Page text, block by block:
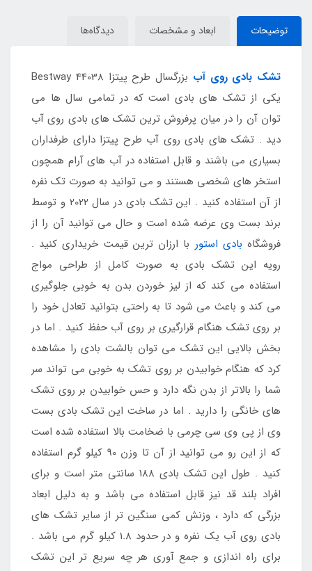
توضیحات ابعاد و مشخصات دیدگاه‌ها
تشک بادی روی آب
بزرگسال طرح پیتزا Bestway 44038
یکی از تشک های بادی است که در تمامی سال ها می
توان آن را در میان پرفروش ترین تشک های بادی روی آب
دید . تشک های بادی روی آب طرح پیتزا دارای طرفداران
بسیاری می باشند و قابل استفاده در آب های آرام همچون
استخر های شخصی هستند و می توانید به صورت تک نفره
از آن استفاده کنید . این تشک بادی در سال 2022 و توسط
برند بست وی عرضه شده است و حال می توانید آن را از
فروشگاه بادی استور با ارزان ترین قیمت خریداری کنید .
رویه این تشک بادی به صورت کامل از طراحی مواج
استفاده می کند که از لیز خوردن بدن به خوبی جلوگیری
می کند و باعث می شود تا به راحتی بتوانید تعادل خود را
بر روی تشک هنگام قرارگیری بر روی آب حفظ کنید . اما در
بخش بالایی این تشک می توان بالشت بادی را مشاهده
کرد که هنگام خوابیدن بر روی تشک به خوبی می تواند سر
شما را بالاتر از بدن نگه دارد و حس خوابیدن بر روی تشک
های خانگی را دارید . اما در ساخت این تشک بادی بست
وی از پی وی سی چرمی با ضخامت بالا استفاده شده است
که از این رو می توانید از آن تا وزن 90 کیلو گرم استفاده
کنید . طول این تشک بادی 188 سانتی متر است و برای
افراد بلند قد نیز قابل استفاده می باشد و به دلیل ابعاد
بزرگی که دارد ، وزنش کمی سنگین تر از سایر تشک های
بادی روی آب یک نفره و در حدود 1.8 کیلو گرم می باشد .
برای راه اندازی و جمع آوری هر چه سریع تر این تشک